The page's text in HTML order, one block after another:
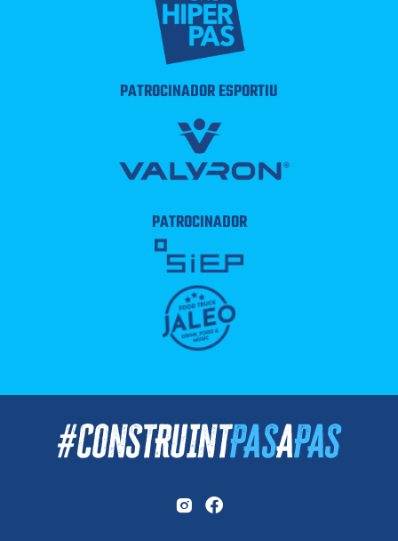
PATROCINADOR ESPORTIU
PATROCINADOR